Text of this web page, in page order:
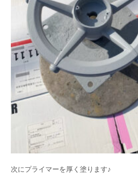
次にプライマーを厚く塗ります♪